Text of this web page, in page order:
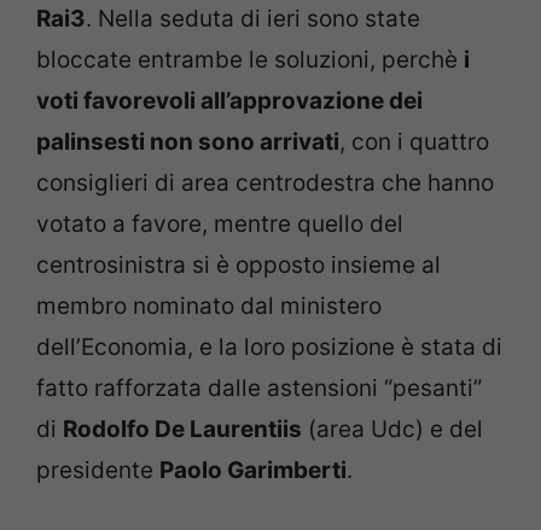
Rai3. Nella seduta di ieri sono state
bloccate entrambe le soluzioni, perchè i
voti favorevoli all’approvazione dei
palinsesti non sono arrivati, con i quattro
consiglieri di area centrodestra che hanno
votato a favore, mentre quello del
centrosinistra si è opposto insieme al
membro nominato dal ministero
dell’Economia, e la loro posizione è stata di
fatto rafforzata dalle astensioni “pesanti”
di Rodolfo De Laurentiis (area Udc) e del
presidente Paolo Garimberti.